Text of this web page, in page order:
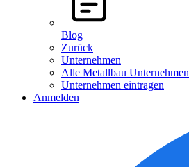
Blog
Zurück
Unternehmen
Alle Metallbau Unternehmen
Unternehmen eintragen
Anmelden